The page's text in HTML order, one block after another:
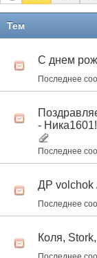
Тем
С днем
Последнее
-
Последнее
ДР volchok
Последнее
Коля,